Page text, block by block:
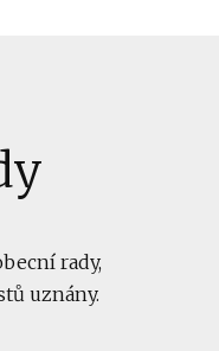
rady,
uznány.